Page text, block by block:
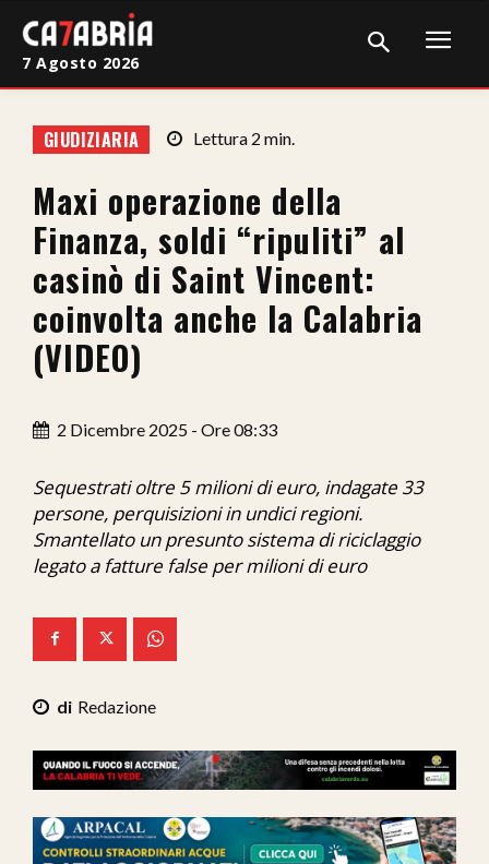
Cronaca
Giudiziaria
Politica
Sport
Attualità
Ita-Mondo
C7 Play
Mix Zone
7 Agosto 2026
GIUDIZIARIA Lettura 2 min.
Maxi operazione della
Finanza, soldi “ripuliti” al
casinò di Saint Vincent:
coinvolta anche la Calabria
(VIDEO)
2 Dicembre 2025 - Ore 08:33
Sequestrati oltre 5 milioni di euro, indagate 33
persone, perquisizioni in undici regioni.
Smantellato un presunto sistema di riciclaggio
legato a fatture false per milioni di euro
Redazione